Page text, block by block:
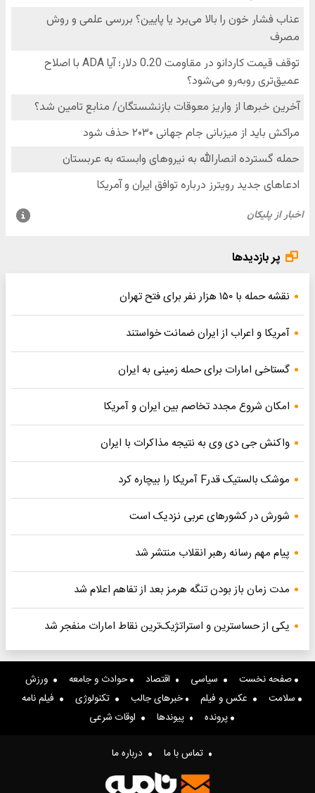
پر بازدیدها
نقشه حمله با ۱۵۰ هزار نفر برای فتح تهران
آمریکا و اعراب از ایران ضمانت خواستند
گستاخی امارات برای حمله زمینی به ایران
امکان شروع مجدد تخاصم‌ بین ایران و آمریکا
واکنش جی دی وی به نتیجه مذاکرات با ایران
موشک بالستیک قدرF آمریکا را بیچاره کرد
شورش در کشورهای عربی نزدیک است
پیام مهم رسانه رهبر انقلاب منتشر شد
مدت زمان باز بودن تنگه هرمز بعد از تفاهم اعلام شد
یکی از حساسترین و استراتژیک‌ترین نقاط امارات منفجر شد
صفحه نخست سیاسی اقتصاد حوادث و جامعه
ورزش
سلامت
عکس و فیلم خبرهای جالب تکنولوژی
فیلم نامه
پرونده
پیوندها اوقات شرعی
تماس با ما درباره ما